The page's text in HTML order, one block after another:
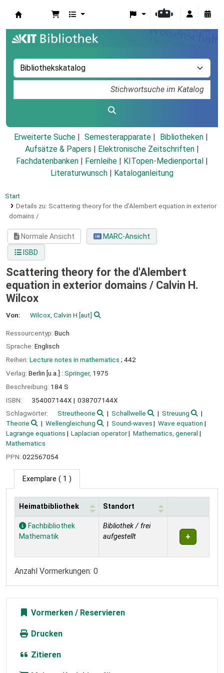
Erweiterte Suche Semesterapparate
Bibliotheken
Aufsätze & Papers
Elektronische Zeitschriften
Fachdatenbanken
Fernleihe KITopen-Medienportal
Literaturwunsch
Kataloganleitung
Start
Details zu: Scattering theory for the d'Alembert equation in exterior
domains /
Normale Ansicht
MARC-Ansicht
ISBD
Scattering theory for the d'Alembert
equation in exterior domains / Calvin H.
Wilcox
Von: Wilcox, Calvin H [aut]
Ressourcentyp: Buch
Sprache: Englisch
Reihen: Lecture notes in mathematics ; 442
Verlag: Berlin [u.a.] : Springer, 1975
Beschreibung: 184 S
ISBN:
354007144X
038707144X
Schlagwörter:
Streutheorie Schallwelle
Streuung
Theorie
Wellengleichung Sound-waves
Wave equation
Lagrange equations
Laplacian operator
Mathematics, general
Mathematics
PPN: 022567054
Exemplare ( 1 )
Exemplare
Heimatbibliothek Standort
Fachbibliothek
Mathematik
Bibliothek / frei
aufgestellt
Anzahl Vormerkungen: 0
Vormerken
Drucken
Zitieren